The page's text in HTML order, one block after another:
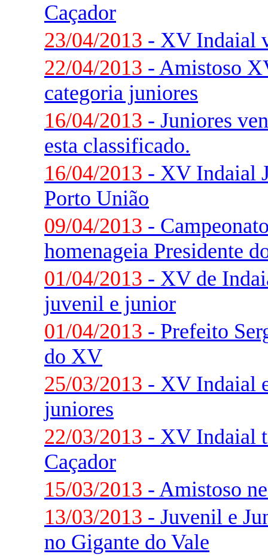
Caçador
23/04/2013 - XV Indaial
22/04/2013 - Amistoso
categoria juniores
16/04/2013 - Juniores
esta classificado.
16/04/2013 - XV Indaial
Porto União
09/04/2013 -
homenageia Presidente
01/04/2013 - XV de
juvenil e junior
01/04/2013 - Prefeito
do XV
25/03/2013 - XV Indaial
juniores
22/03/2013 - XV Indaial
Caçador
15/03/2013 - Amistoso
13/03/2013 - Juvenil e
no Gigante do Vale